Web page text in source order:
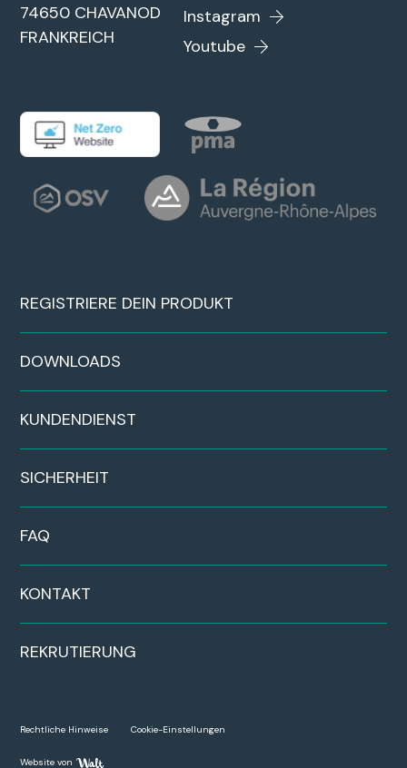
74650 CHAVANOD
FRANKREICH
Instagram
Youtube
REGISTRIERE DEIN PRODUKT
DOWNLOADS
KUNDENDIENST
SICHERHEIT
FAQ
KONTAKT
REKRUTIERUNG
Rechtliche Hinweise Cookie-Einstellungen
Website von